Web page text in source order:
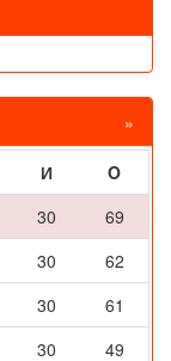
»
И
O
30
69
30
62
30
61
30
49